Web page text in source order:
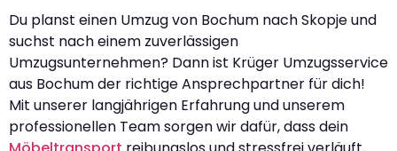
Du planst einen Umzug von Bochum nach Skopje und
suchst nach einem zuverlässigen
Umzugsunternehmen? Dann ist Krüger Umzugsservice
aus Bochum der richtige Ansprechpartner für dich!
Mit unserer langjährigen Erfahrung und unserem
professionellen Team sorgen wir dafür, dass dein